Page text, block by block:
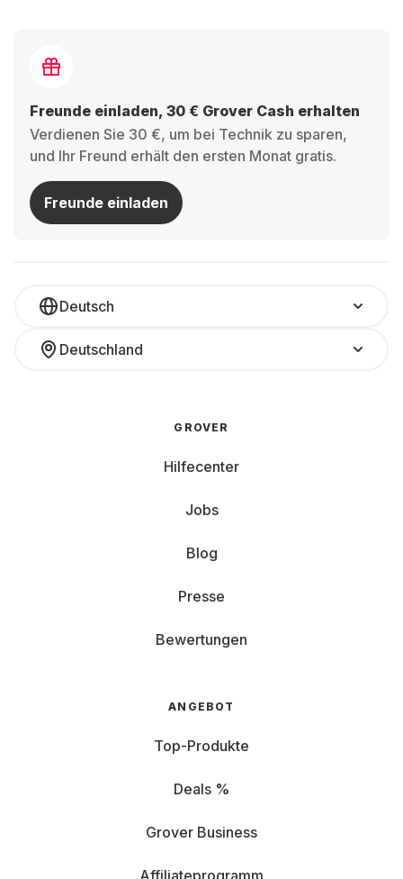
Freunde einladen, 30 € Grover Cash erhalten
Verdienen Sie 30 €, um bei Technik zu sparen,
und Ihr Freund erhält den ersten Monat gratis.
Freunde einladen
Deutsch
Deutschland
GROVER
Hilfecenter
Jobs
Blog
Presse
Bewertungen
ANGEBOT
Top-Produkte
Deals %
Grover Business
Affiliateprogramm